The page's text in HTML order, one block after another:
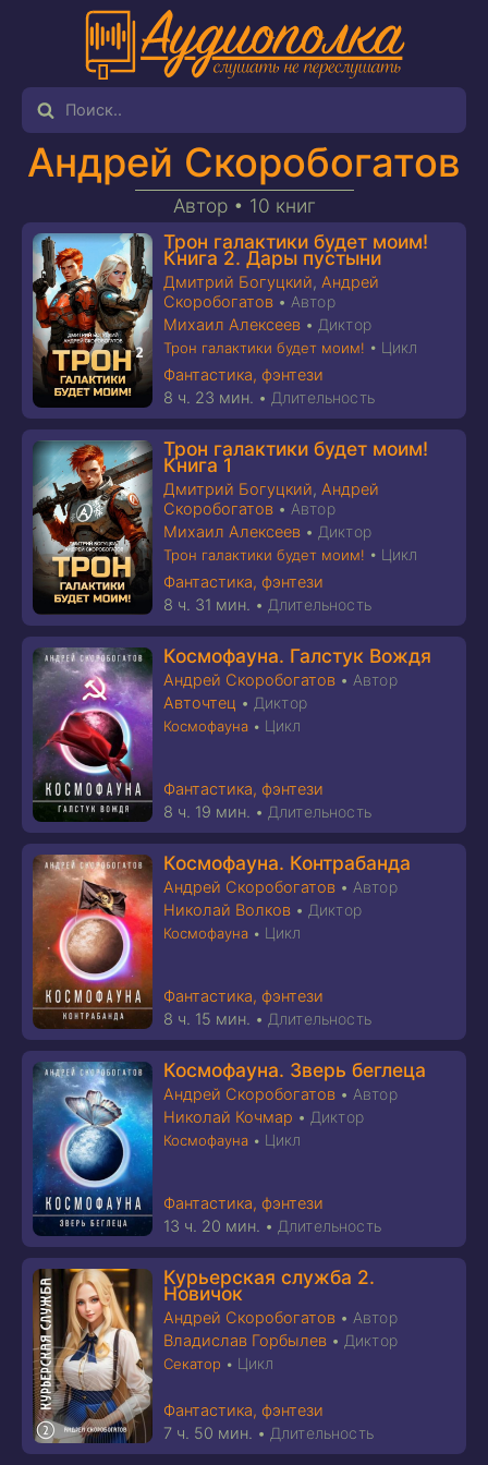
Андрей Скоробогатов
Автор • 10 книг
Трон галактики будет моим!
Книга 2. Дары пустыни
Дмитрий Богуцкий, Андрей
Скоробогатов • Автор
Михаил Алексеев • Диктор
Трон галактики будет моим! • Цикл
Фантастика, фэнтези
8 ч. 23 мин. • Длительность
Трон галактики будет моим!
Книга 1
Дмитрий Богуцкий, Андрей
Скоробогатов • Автор
Михаил Алексеев • Диктор
Трон галактики будет моим! • Цикл
Фантастика, фэнтези
8 ч. 31 мин. • Длительность
Космофауна. Галстук Вождя
Андрей Скоробогатов • Автор
Авточтец • Диктор
Космофауна • Цикл
Фантастика, фэнтези
8 ч. 19 мин. • Длительность
Космофауна. Контрабанда
Андрей Скоробогатов • Автор
Николай Волков • Диктор
Космофауна • Цикл
Фантастика, фэнтези
8 ч. 15 мин. • Длительность
Космофауна. Зверь беглеца
Андрей Скоробогатов • Автор
Николай Кочмар • Диктор
Космофауна • Цикл
Фантастика, фэнтези
13 ч. 20 мин. • Длительность
Курьерская служба 2.
Новичок
Андрей Скоробогатов • Автор
Владислав Горбылев • Диктор
Секатор • Цикл
Фантастика, фэнтези
7 ч. 50 мин. • Длительность